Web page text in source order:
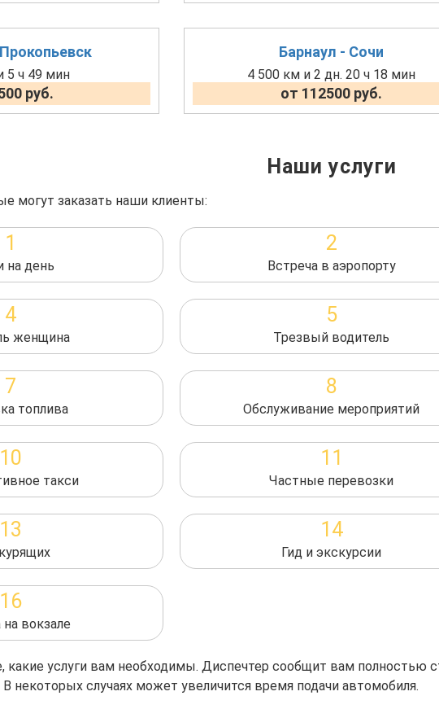
5 ч 49 мин
руб.
Барнаул - Сочи
4 500 км и 2 дн. 20 ч 18 мин
от 112500 руб.
Наши услуги
могут заказать наши клиенты:
1
на день
2
Встреча в аэропорту
4
женщина
5
Трезвый водитель
7
топлива
8
Обслуживание мероприятий
10
такси
11
Частные перевозки
13 14
Гид и экскурсии
16
на вокзале
какие услуги вам необходимы. Диспечтер сообщит вам полностью
некоторых случаях может увеличится время подачи автомобиля.